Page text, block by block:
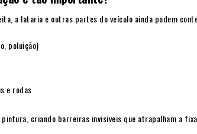
a lataria e outras partes do veículo ainda podem
poluição)
e rodas
criando barreiras invisíveis que atrapalham a